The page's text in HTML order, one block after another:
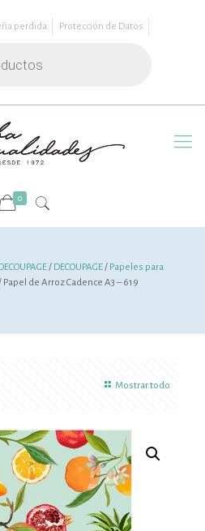
perdida
Protección de Datos
0
/ DECOUPAGE/ Papeles para
Papel de Arroz Cadence A3 – 619
Mostrar todo